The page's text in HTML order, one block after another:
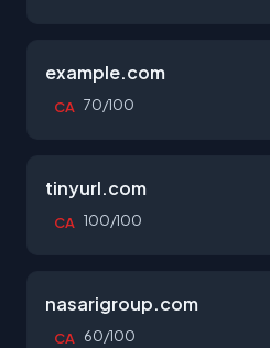
example.com
CA 70/100
tinyurl.com
CA 100/100
nasarigroup.com
CA 60/100